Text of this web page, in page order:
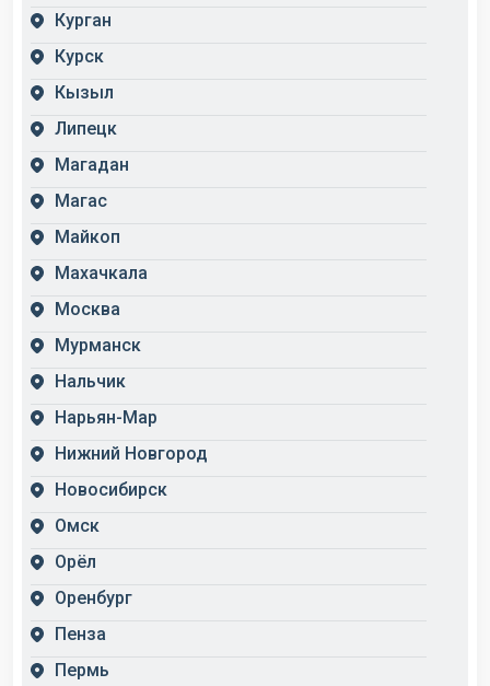
Курган
Курск
Кызыл
Липецк
Магадан
Магас
Майкоп
Махачкала
Москва
Мурманск
Нальчик
Нарьян-Мар
Нижний Новгород
Новосибирск
Омск
Орёл
Оренбург
Пенза
Пермь